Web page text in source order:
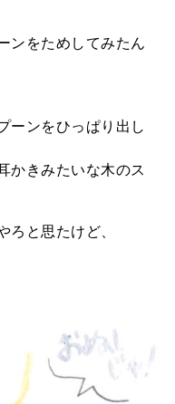
びの教科書。」
ンをためしてみたん
ーンをひっぱり出し
かきみたいな木のス
ろと思たけど、